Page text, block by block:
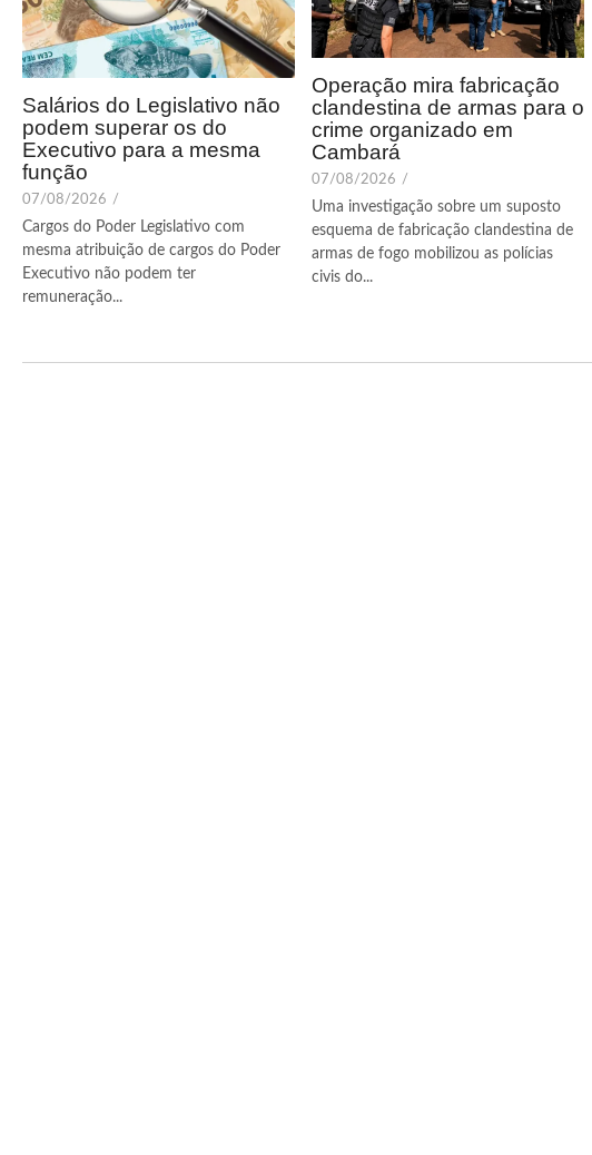
Salários do Legislativo não
podem superar os do
Executivo para a mesma
função
07/08/2026 /
Cargos do Poder Legislativo com
mesma atribuição de cargos do Poder
Executivo não podem ter
remuneração...
Operação mira fabricação
clandestina de armas para o
crime organizado em
Cambará
07/08/2026 /
Uma investigação sobre um suposto
esquema de fabricação clandestina de
armas de fogo mobilizou as polícias
civis do...